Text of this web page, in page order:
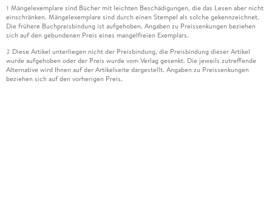
1 Mängelexemplare sind Bücher mit leichten Beschädigungen, die das Lesen aber nicht
einschränken. Mängelexemplare sind durch einen Stempel als solche gekennzeichnet.
Die frühere Buchpreisbindung ist aufgehoben. Angaben zu Preissenkungen beziehen
sich auf den gebundenen Preis eines mangelfreien Exemplars.
2 Diese Artikel unterliegen nicht der Preisbindung, die Preisbindung dieser Artikel
wurde aufgehoben oder der Preis wurde vom Verlag gesenkt. Die jeweils zutreffende
Alternative wird Ihnen auf der Artikelseite dargestellt. Angaben zu Preissenkungen
beziehen sich auf den vorherigen Preis.